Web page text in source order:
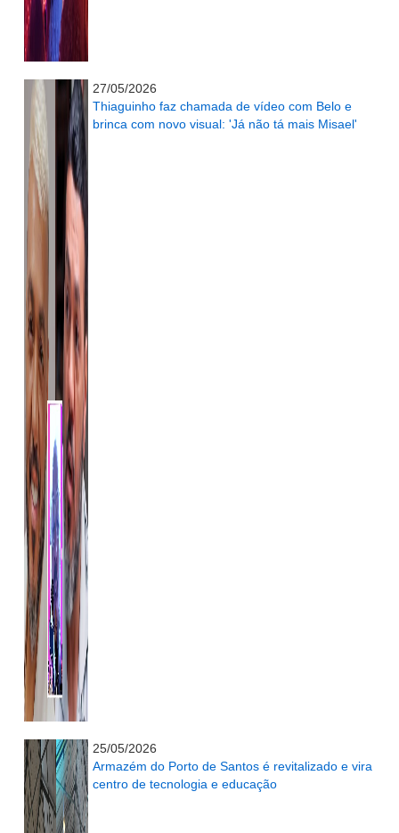
27/05/2026
Thiaguinho faz chamada de vídeo com Belo e
brinca com novo visual: 'Já não tá mais Misael'
25/05/2026
Armazém do Porto de Santos é revitalizado e vira
centro de tecnologia e educação